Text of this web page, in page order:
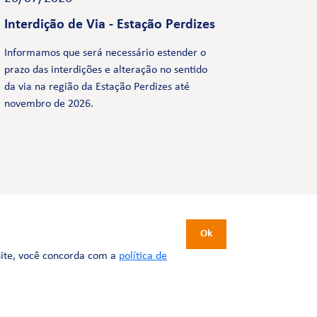
Interdição de Via - Estação Perdizes
Informamos que será necessário estender o
prazo das interdições e alteração no sentido
da via na região da Estação Perdizes até
novembro de 2026.
você concorda com a política de
Ok